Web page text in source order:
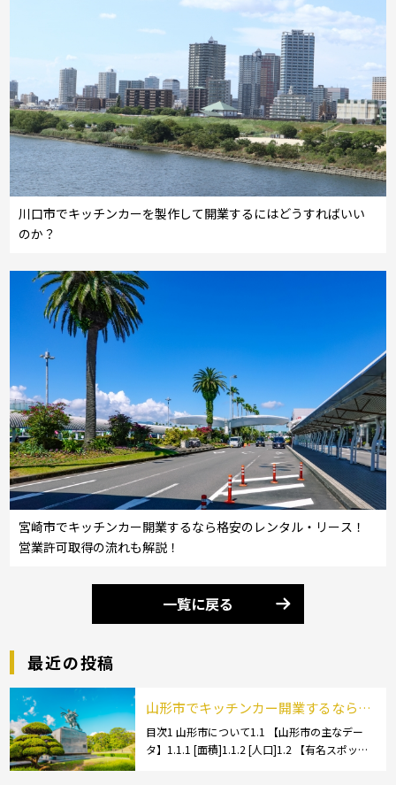
川口市でキッチンカーを製作して開業するにはどうすればいい
のか？
宮崎市でキッチンカー開業するなら格安のレンタル・リース！
営業許可取得の流れも解説！
一覧に戻る
最近の投稿
山形市でキッチンカー開業するなら格
安のレンタル・リース！営業許可取得
の流れも解説！
目次1 山形市について1.1 【山形市の主なデー
タ】1.1.1 [面積]1.1.2 [人口]1.2 【有名スポッ